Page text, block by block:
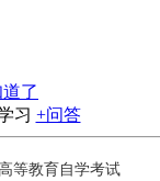
了
习 +问答
等教育自学考试